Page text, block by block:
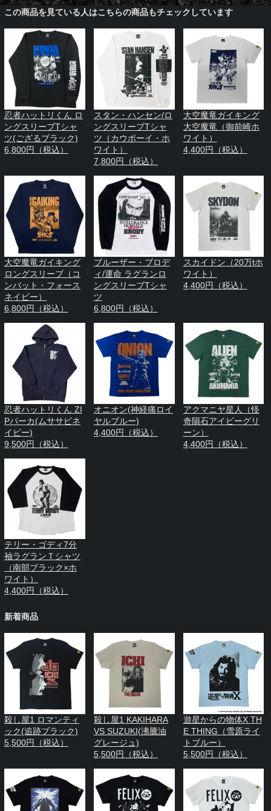
この商品を見ている人はこちらの商品もチェックしています
忍者ハットリくん ロ
ングスリーブTシャ
ツ(ござるブラック)
6,800円（税込）
スタン・ハンセン/ロ
ングスリーブTシャ
ツ（カウボーイ・ホ
ワイト）
7,800円（税込）
大空魔竜ガイキング
大空魔竜（御前崎ホ
ワイト）
4,400円（税込）
大空魔竜ガイキング
ロングスリーブ（コ
ンバット・フォース
ネイビー）
6,800円（税込）
ブルーザー・ブロデ
ィ/運命 ラグランロ
ングスリーブTシャ
ツ
6,800円（税込）
スカイドン（20万tホ
ワイト）
4,400円（税込）
忍者ハットリくん ZI
Pパーカ(ムササビネ
イビー)
9,500円（税込）
オニオン(神経痛ロイ
ヤルブルー)
4,400円（税込）
アクマニヤ星人（怪
奇隕石アイビーグリ
ーン）
4,400円（税込）
テリー・ゴディ7分
袖ラグランＴシャツ
（南部ブラック×ホ
ワイト）
4,400円（税込）
新着商品
殺し屋1 ロマンティ
ック(追跡ブラック)
5,500円（税込）
殺し屋1 KAKIHARA
VS SUZUKI(沸騰油
グレージュ)
5,500円（税込）
遊星からの物体X TH
E THING（雪原ライ
トブルー）
5,500円（税込）